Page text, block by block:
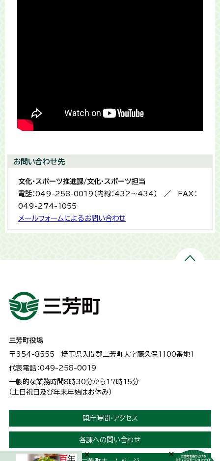
お問い合わせ先
文化・スポーツ推進課/文化・スポーツ担当
電話：049-258-0019（内線：432〜434） ／ FAX：
049-274-1055
メールフォームによるお問い合わせ
三芳町役場
〒354-8555 埼玉県入間郡三芳町大字藤久保1100番地１
代表電話：049-258-0019
一般的な業務時間8時30分から17時15分
（土日祝日及び年末年始はお休み）
開庁時間・アクセス
各課への問い合わせ